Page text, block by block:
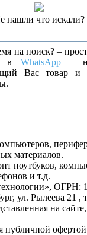
нашли что искали?
на поиск? –
вWhatsApp –
Вас товар и
материалов.
ноутбуков,
и т.д.
, ОГРН:
, ул. Рылеева 21 ,
на
публичной